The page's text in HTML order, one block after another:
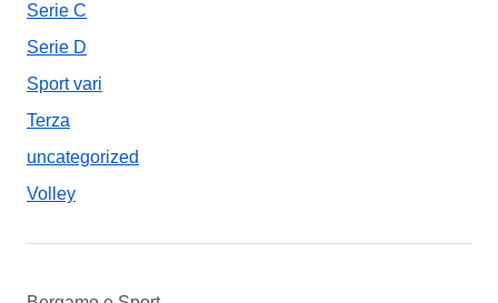
Serie C
Serie D
Sport vari
Terza
uncategorized
Volley